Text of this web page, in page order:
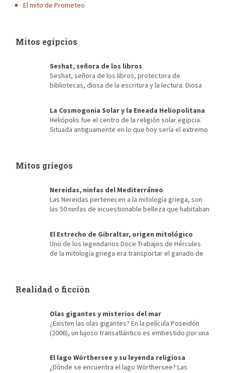
El mito de Prometeo
Mitos egipcios
Seshat, señora de los libros
Seshat, señora de los libros, protectora de
bibliotecas, diosa de la escritura y la lectura. Diosa
alguien que ama los libros, para quien sus momentos más
recordados se encuentran entre las estanterías de una vieja
biblioteca […]
La Cosmogonia Solar y la Eneada Heliopolitana
Heliópolis fue el centro de la religión solar egipcia.
Situada antiguamente en lo que hoy sería el extremo
Reino Antiguo, la que posibilitó […]
Mitos griegos
Nereidas, ninfas del Mediterráneo
Las Nereidas pertenecen a la mitología griega, son
las 50 ninfas de incuestionable belleza que habitaban
formas en que era visto el mar Mediterráneo, Talía era una
nereida color verde esmeralda y Galatea blanca como la leche,
El Estrecho de Gibraltar, origen mitológico
Uno de los legendarios Doce Trabajos de Hércules
de la mitología griega era transportar el ganado de
Gibraltar Hércules, en lugar de escalar las montañas, […]
Realidad o ficción
Olas gigantes y misterios del mar
¿Existen las olas gigantes? En la película Poseidón
(2006), un lujoso transatlántico es embestido por una
a punto de ser engullido por las fauces de una inmensa criatura.
Como el film tampoco da más de sí, al salir del cine la […]
El lago Wörthersee y su leyenda religiosa
¿Dónde se encuentra el lago Wörthersee? Las